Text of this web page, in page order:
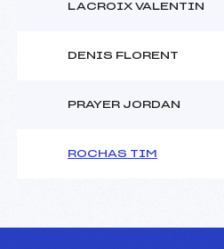
LACROIX VALENTIN
DENIS FLORENT
PRAYER JORDAN
ROCHAS TIM